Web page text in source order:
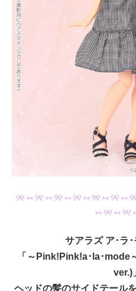
୨୧ ⑅ ୨୧ ⑅ ୨୧ ⑅ ୨୧ ⑅ ୨୧ ⑅ ୨୧ ⑅
⑅ ୨୧ ⑅ ୨୧
サアラズ ア･ラ
「～Pink!Pink!a･la･mode
ver.)
ヘッドの髪のサイドテール